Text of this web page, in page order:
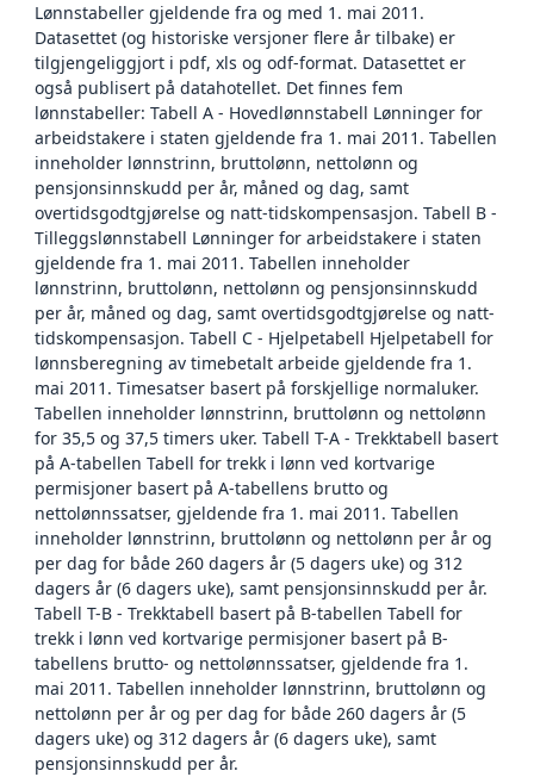
Lønnstabeller gjeldende fra og med 1. mai 2011.
Datasettet (og historiske versjoner flere år tilbake) er
tilgjengeliggjort i pdf, xls og odf-format. Datasettet er
også publisert på datahotellet. Det finnes fem
lønnstabeller: Tabell A - Hovedlønnstabell Lønninger for
arbeidstakere i staten gjeldende fra 1. mai 2011. Tabellen
inneholder lønnstrinn, bruttolønn, nettolønn og
pensjonsinnskudd per år, måned og dag, samt
overtidsgodtgjørelse og natt-tidskompensasjon. Tabell B -
Tilleggslønnstabell Lønninger for arbeidstakere i staten
gjeldende fra 1. mai 2011. Tabellen inneholder
lønnstrinn, bruttolønn, nettolønn og pensjonsinnskudd
per år, måned og dag, samt overtidsgodtgjørelse og natt-
tidskompensasjon. Tabell C - Hjelpetabell Hjelpetabell for
lønnsberegning av timebetalt arbeide gjeldende fra 1.
mai 2011. Timesatser basert på forskjellige normaluker.
Tabellen inneholder lønnstrinn, bruttolønn og nettolønn
for 35,5 og 37,5 timers uker. Tabell T-A - Trekktabell basert
på A-tabellen Tabell for trekk i lønn ved kortvarige
permisjoner basert på A-tabellens brutto og
nettolønnssatser, gjeldende fra 1. mai 2011. Tabellen
inneholder lønnstrinn, bruttolønn og nettolønn per år og
per dag for både 260 dagers år (5 dagers uke) og 312
dagers år (6 dagers uke), samt pensjonsinnskudd per år.
Tabell T-B - Trekktabell basert på B-tabellen Tabell for
trekk i lønn ved kortvarige permisjoner basert på B-
tabellens brutto- og nettolønnssatser, gjeldende fra 1.
mai 2011. Tabellen inneholder lønnstrinn, bruttolønn og
nettolønn per år og per dag for både 260 dagers år (5
dagers uke) og 312 dagers år (6 dagers uke), samt
pensjonsinnskudd per år.